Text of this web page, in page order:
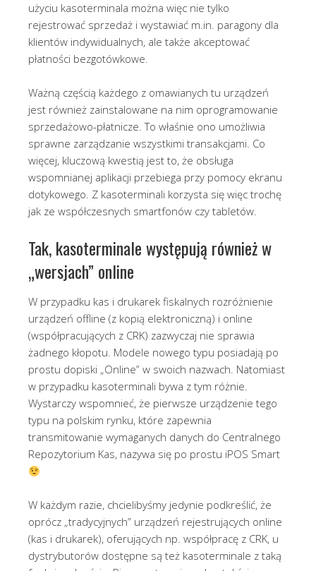
użyciu kasoterminala można więc nie tylko
rejestrować sprzedaż i wystawiać m.in. paragony dla
klientów indywidualnych, ale także akceptować
płatności bezgotówkowe.
Ważną częścią każdego z omawianych tu urządzeń
jest również zainstalowane na nim oprogramowanie
sprzedażowo-płatnicze. To właśnie ono umożliwia
sprawne zarządzanie wszystkimi transakcjami. Co
więcej, kluczową kwestią jest to, że obsługa
wspomnianej aplikacji przebiega przy pomocy ekranu
dotykowego. Z kasoterminali korzysta się więc trochę
jak ze współczesnych smartfonów czy tabletów.
Tak, kasoterminale występują również w
„wersjach” online
W przypadku kas i drukarek fiskalnych rozróżnienie
urządzeń offline (z kopią elektroniczną) i online
(współpracujących z CRK) zazwyczaj nie sprawia
żadnego kłopotu. Modele nowego typu posiadają po
prostu dopiski „Online” w swoich nazwach. Natomiast
w przypadku kasoterminali bywa z tym różnie.
Wystarczy wspomnieć, że pierwsze urządzenie tego
typu na polskim rynku, które zapewnia
transmitowanie wymaganych danych do Centralnego
Repozytorium Kas, nazywa się po prostu iPOS Smart
W każdym razie, chcielibyśmy jedynie podkreślić, że
oprócz „tradycyjnych” urządzeń rejestrujących online
(kas i drukarek), oferujących np. współpracę z CRK, u
dystrybutorów dostępne są też kasoterminale z taką